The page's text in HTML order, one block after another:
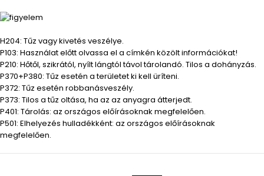
H204: Tűz vagy kivetés veszélye.
P103: Használat előtt olvassa el a címkén közölt információkat!
P210: Hőtől, szikrától, nyílt lángtól távol tárolandó. Tilos a dohányzás.
P370+P380: Tűz esetén a területet ki kell üríteni.
P372: Tűz esetén robbanásveszély.
P373: Tilos a tűz oltása, ha az az anyagra átterjedt.
P401: Tárolás: az országos előírásoknak megfelelően.
P501: Elhelyezés hulladékként: az országos előírásoknak
megfelelően.